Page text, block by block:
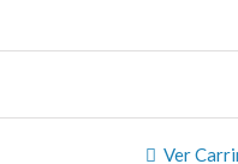
Ver